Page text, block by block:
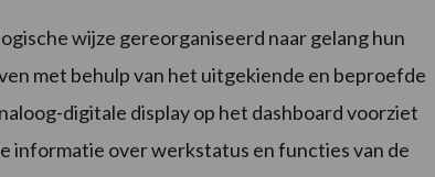
wijze gereorganiseerd naar gelang hun
met behulp van het uitgekiende en beproefde
digitale display op het dashboard voorziet
informatie over werkstatus en functies van de